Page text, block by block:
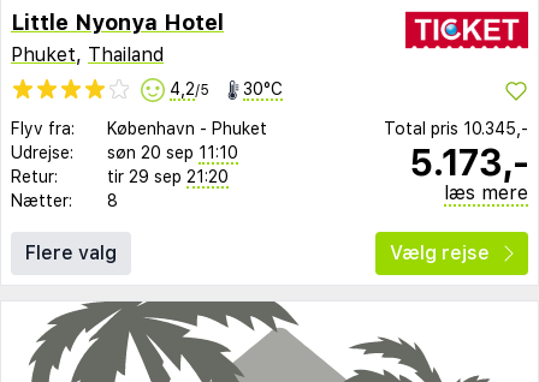
Little Nyonya Hotel
Phuket, Thailand
4,2/5 30°C
Flyv fra: København - Phuket
Udrejse:
søn 20 sep 11:10
Retur:
tir 29 sep 21:20
Nætter:
8
Total pris 10.345,-
5.173,-
læs mere
Flere valg Vælg rejse